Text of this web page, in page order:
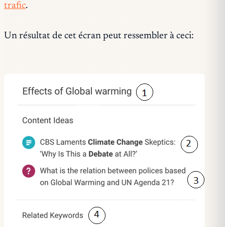
trafic.
Un résultat de cet écran peut ressembler à ceci: